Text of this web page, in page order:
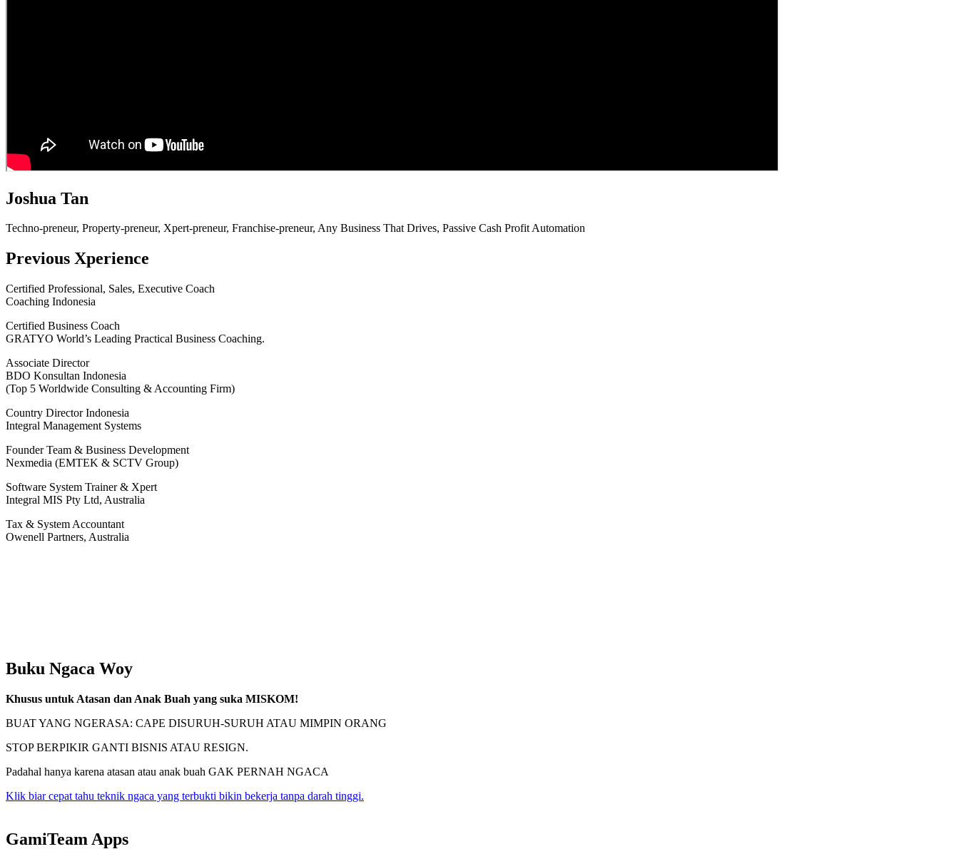
Joshua Tan
Techno-preneur, Property-preneur, Xpert-preneur, Franchise-preneur, Any Business That Drives, Passive Cash Profit Automation
Previous Xperience
Certified Professional, Sales, Executive Coach
Coaching Indonesia
Certified Business Coach
GRATYO World’s Leading Practical Business Coaching.
Associate Director
BDO Konsultan Indonesia
(Top 5 Worldwide Consulting & Accounting Firm)
Country Director Indonesia
Integral Management Systems
Founder Team & Business Development
Nexmedia (EMTEK & SCTV Group)
Software System Trainer & Xpert
Integral MIS Pty Ltd, Australia
Tax & System Accountant
Owenell Partners, Australia
Buku Ngaca Woy
Khusus untuk Atasan dan Anak Buah yang suka MISKOM!
BUAT YANG NGERASA: CAPE DISURUH-SURUH ATAU MIMPIN ORANG
STOP BERPIKIR GANTI BISNIS ATAU RESIGN.
Padahal hanya karena atasan atau anak buah GAK PERNAH NGACA
Klik biar cepat tahu teknik ngaca yang terbukti bikin bekerja tanpa darah tinggi.
GamiTeam Apps